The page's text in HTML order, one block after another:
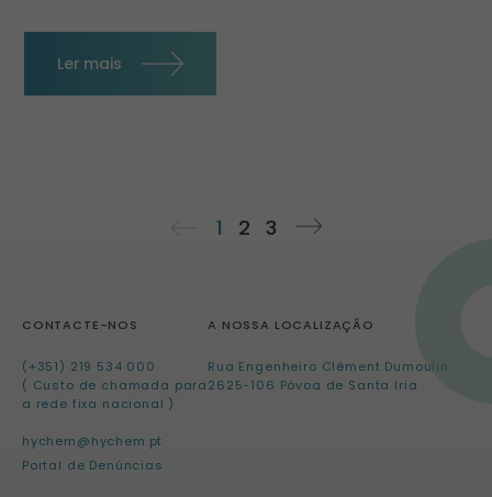
Ler mais
1 2 3
CONTACTE-NOS
(+351) 219 534 000
( Custo de chamada para
a rede fixa nacional )
hychem@hychem.pt
Portal de Denúncias
A NOSSA LOCALIZAÇÃO
Rua Engenheiro Clément Dumoulin
2625-106 Póvoa de Santa Iria